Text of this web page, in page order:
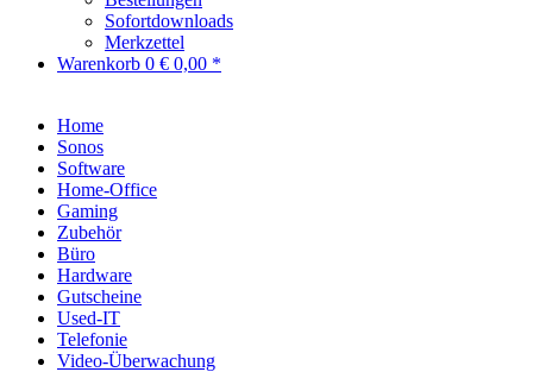
Sofortdownloads
Merkzettel
Warenkorb 0 € 0,00 *
Home
Sonos
Software
Home-Office
Gaming
Zubehör
Büro
Hardware
Gutscheine
Used-IT
Telefonie
Video-Überwachung